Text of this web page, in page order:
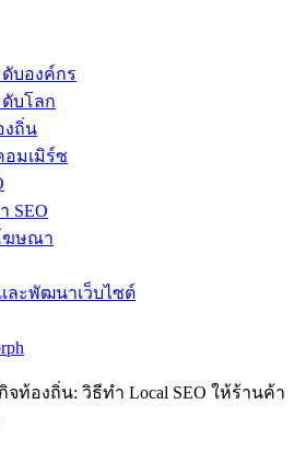
ดับองค์กร
ดับโลก
งถิ่น
อมเมิร์ซ
SEO
ฆษณา
ละพัฒนาเว็บไซต์
จท้องถิ่น: วิธีทำ Local SEO ให้ร้านค้า